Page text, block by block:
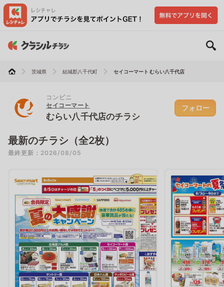
茨城県 結城郡八千代町 セイコーマート むらい八千代店
コンビニ
セイコーマート
むらい八千代店のチラシ
フォロー
最新のチラシ（全2枚）
最終更新：2026/08/05